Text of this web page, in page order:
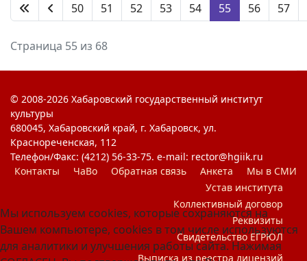
50 51 52 53 54 55 56 57
Страница 55 из 68
© 2008-2026 Хабаровский государственный институт
культуры
680045, Хабаровский край, г. Хабаровск, ул.
Краснореченская, 112
Телефон/Факс: (4212) 56-33-75. e-mail: rector@hgiik.ru
Контакты
ЧаВо Обратная связь Анкета
Мы в СМИ
Устав института
Коллективный договор
Реквизиты
Свидетельство ЕГРЮЛ
Выписка из реестра лицензий
Мы используем cookies, которые сохраняются на
Вашем компьютере, cookies в том числе используются
для аналитики и улучшения работы сайта. Нажимая